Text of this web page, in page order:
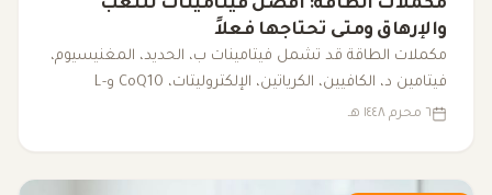
والإرهاق ومتى تحتاجها فعلاً
مكملات الطاقة قد تشمل فيتامينات ب، الحديد، المغنيسيوم،
فيتامين د، الكافيين، الكرياتين، الإلكتروليتات، CoQ10 وL-
carnitine. يوضح هذا المقال متى قد تساعد، ومتى يكون
٦ محرم ١٤٤٨ هـ